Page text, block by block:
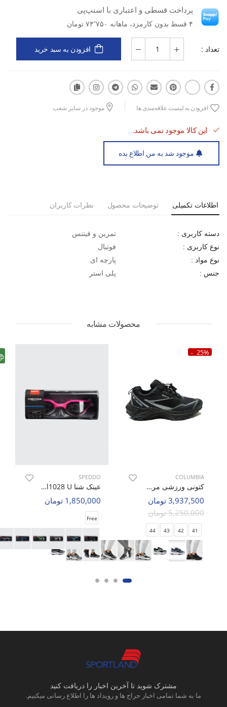
پرداخت قسطی و اعتباری با اسنپ‌پی
۴ قسط بدون کارمزد، ماهانه ۷۳٬۷۵۰ تومان
تعداد : افزودن به سبد خرید
افزودن به لیست علاقه‌مندی ها موجود در سایر شعب
این کالا موجود نمی باشد.
موجود شد به من اطلاع بده
اطلاعات تکمیلی توضیحات محصول نظرات کاربران
دسته کاربری : تمرین و فیتنس
نوع کاربری : فوتبال
نوع مواد : پارچه ای
جنس : پلی استر
محصولات مشابه
25%
COLUMBIA
کتونی ورزشی مردانه کلمبیا Columbia Core Tex M
3,937,500 تومان
5,250,000 تومان
41
42
43
44
SPEDDO
عینک شنا Unisex Speddo Umbra Shade Sbl1028 U
1,850,000 تومان
Free
مشترک شوید تا آخرین اخبار را دریافت کنید
ما به شما تمامی اخبار حراج ها و رویداد ها را اطلاع رسانی میکنیم.